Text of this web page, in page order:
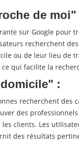
de moi"
sur Google pour
recherchent
ou de leur lieu de
qui facilite la
:
recherchent des
des
clients. Les
des résultats